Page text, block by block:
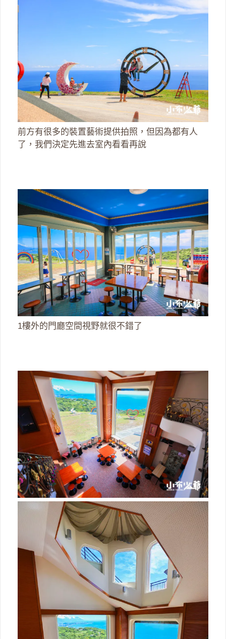
前方有很多的裝置藝術提供拍照，但因為都有人
了，我們決定先進去室內看看再說
1樓外的門廳空間視野就很不錯了